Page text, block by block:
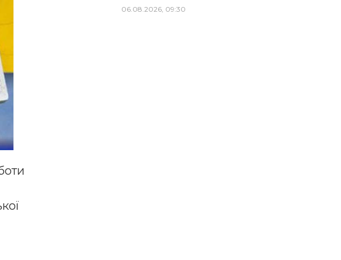
06.08.2026, 09:30